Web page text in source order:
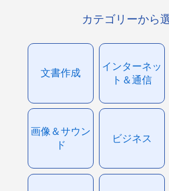
カテゴリーから
文書作成
インターネッ
ト＆通信
画像＆サウン
ド
ビジネス